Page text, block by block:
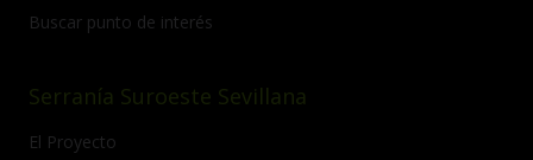
Buscar punto de interés
Serranía Suroeste Sevillana
El Proyecto